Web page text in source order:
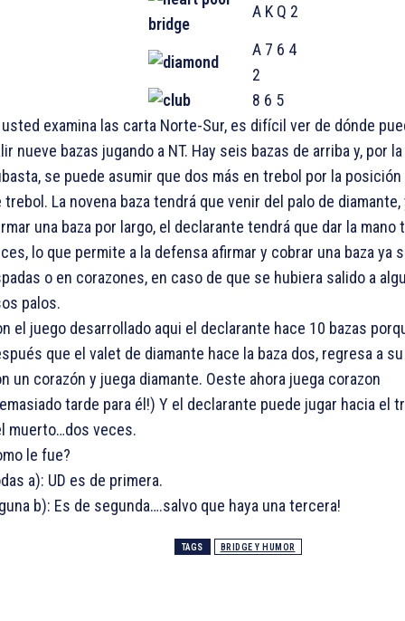
A K Q 2
A 7 6 4
2
8 6 5
examina las carta Norte-Sur, es difícil ver de dónde
nueve bazas jugando a NT. Hay seis bazas de arriba y, por la
se puede asumir que dos más en trebol por la posición
trebol. La novena baza tendrá que venir del palo de diamante,
una baza por largo, el declarante tendrá que dar la mano
lo que permite a la defensa afirmar y cobrar una baza ya
o en corazones, en caso de que se hubiera salido a
palos.
el juego desarrollado aqui el declarante hace 10 bazas
que el valet de diamante hace la baza dos, regresa a
un corazón y juega diamante. Oeste ahora juega corazon
tarde para él!) Y el declarante puede jugar hacia el
muerto…dos veces.
le fue?
a): UD es de primera.
b): Es de segunda….salvo que haya una tercera!
TAGS BRIDGE Y HUMOR